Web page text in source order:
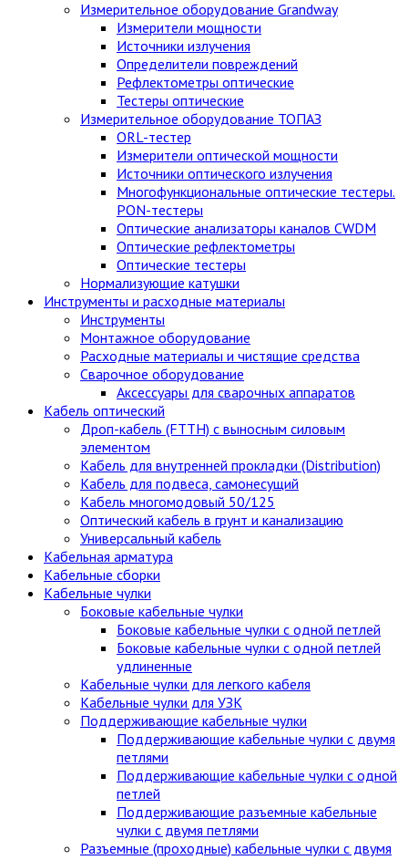
Измерительное оборудование Grandway
Измерители мощности
Источники излучения
Определители повреждений
Рефлектометры оптические
Тестеры оптические
Измерительное оборудование ТОПАЗ
ORL-тестер
Измерители оптической мощности
Источники оптического излучения
Многофункциональные оптические тестеры.
PON-тестеры
Оптические анализаторы каналов CWDM
Оптические рефлектометры
Оптические тестеры
Нормализующие катушки
Инструменты и расходные материалы
Инструменты
Монтажное оборудование
Расходные материалы и чистящие средства
Сварочное оборудование
Аксессуары для сварочных аппаратов
Кабель оптический
Дроп-кабель (FTTH) с выносным силовым
элементом
Кабель для внутренней прокладки (Distribution)
Кабель для подвеса, самонесущий
Кабель многомодовый 50/125
Оптический кабель в грунт и канализацию
Универсальный кабель
Кабельная арматура
Кабельные сборки
Кабельные чулки
Боковые кабельные чулки
Боковые кабельные чулки с одной петлей
Боковые кабельные чулки с одной петлей
удлиненные
Кабельные чулки для легкого кабеля
Кабельные чулки для УЗК
Поддерживающие кабельные чулки
Поддерживающие кабельные чулки с двумя
петлями
Поддерживающие кабельные чулки с одной
петлей
Поддерживающие разъемные кабельные
чулки с двумя петлями
Разъемные (проходные) кабельные чулки с двумя